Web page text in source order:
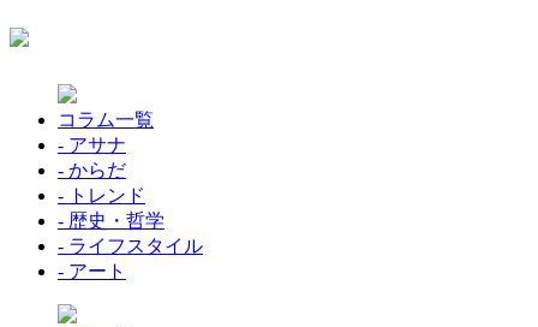
コラム一覧
- アサナ
- からだ
- トレンド
- 歴史・哲学
- ライフスタイル
- アート